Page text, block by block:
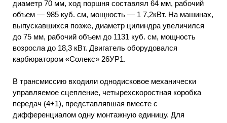
диаметр 70 мм, ход поршня составлял 64 мм, рабочий
объем — 985 куб. см, мощность — 1 7,2кВт. На машинах,
выпускавшихся позже, диаметр цилиндра увеличился
до 75 мм, рабочий объем до 1131 куб. см, мощность
возросла до 18,3 кВт. Двигатель оборудовался
карбюратором «Солекс» 26УР1.
В трансмиссию входили однодисковое механически
управляемое сцепление, четырехскоростная коробка
передач (4+1), представлявшая вместе с
дифференциалом одну монтажную единицу. Для